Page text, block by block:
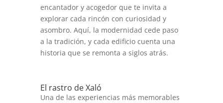
encantador y acogedor que te invita a
explorar cada rincón con curiosidad y
asombro. Aquí, la modernidad cede paso
a la tradición, y cada edificio cuenta una
historia que se remonta a siglos atrás.
El rastro de Xaló
Una de las experiencias más memorables